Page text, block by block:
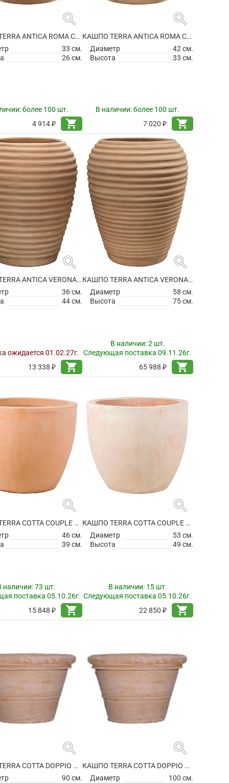
search
КАШПО TERRA ANTICA ROMA CHALK WHITE
33 см.
26 см.
более 100 шт.
4 914 ₽
shopping_cart
search
КАШПО TERRA ANTICA ROMA CHALK WHITE
Диаметр
42 см.
Высота
33 см.
В наличии:более 100 шт.
7 020 ₽
shopping_cart
search
КАШПО TERRA ANTICA VERONA CHALK WHITE
36 см.
44 см.
ожидается 01.02.27г.
13 338 ₽
shopping_cart
search
КАШПО TERRA ANTICA VERONA CHALK WHITE
Диаметр
58 см.
Высота
75 см.
В наличии:2 шт.
Следующая поставка 09.11.26г.
65 988 ₽
shopping_cart
search
КАШПО TERRA COTTA COUPLE EXTRA
46 см.
39 см.
наличии:73 шт.
поставка 05.10.26г.
15 848 ₽
shopping_cart
search
КАШПО TERRA COTTA COUPLE EXTRA
Диаметр
53 см.
Высота
49 см.
В наличии: 15 шт.
Следующая поставка 05.10.26г.
22 850 ₽
shopping_cart
search
КАШПО TERRA COTTA DOPPIO BORDO (HANDMADE)
90 см.
search
КАШПО TERRA COTTA DOPPIO BORDO (HANDMADE)
Диаметр
100 см.